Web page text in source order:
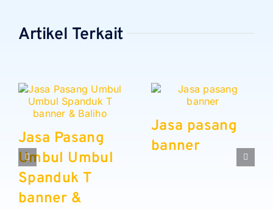
Artikel Terkait
Jasa Pasang
Umbul Umbul
Spanduk T
banner &
Jasa pasang
banner